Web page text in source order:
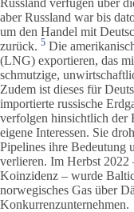
Russland verfügen über
aber Russland war bis
um den Handel mit
zurück. 5 Die
(LNG) exportieren, das
schmutzige,
Zudem ist dieses für
importierte russische
verfolgen hinsichtlich der
eigene Interessen. Sie
Pipelines ihre Bedeutung
verlieren. Im Herbst 2022
Koinzidenz – wurde
norwegisches Gas über
Konkurrenzunternehmen.